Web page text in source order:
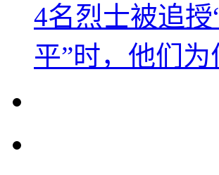
4名烈士被追
平”时，他们